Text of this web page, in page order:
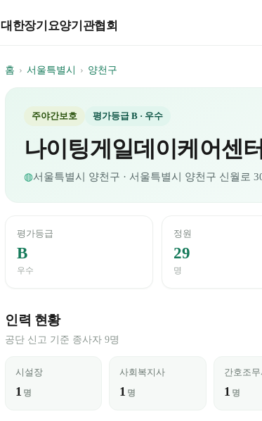
대한장기요양기관협회
홈 › 서울특별시 › 양천구
주야간보호 평가등급 B · 우수
나이팅게일데이케어센터
◍서울특별시 양천구 · 서울특별시 양천구 신월로
평가등급
B
우수
정원
29
명
인력 현황
공단 신고 기준 종사자 9명
시설장
1 명
사회복지사
1 명
간호조
1 명